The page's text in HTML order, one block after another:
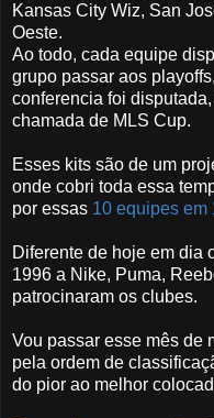
Kansas City Wiz, San
Oeste.
Ao todo, cada equipe
grupo passar aos
conferencia foi
chamada de MLS Cup.
Esses kits são de um
onde cobri toda essa
por essas 10 equipes em
Diferente de hoje em dia
1996 a Nike, Puma,
patrocinaram os clubes.
Vou passar esse mês de
pela ordem de
do pior ao melhor